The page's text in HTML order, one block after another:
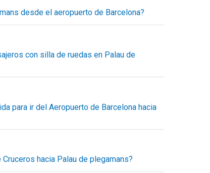
desde el aeropuerto de Barcelona?
de plegamans con un servicio concertado, puedes
el minuto uno, sin sorpresas.
con silla de ruedas en Palau de
para pasajeros con movilidad reducida, dentro
romper todas las barreras en el transporte.
para ir del Aeropuerto de Barcelona hacia
entre el aeropuerto de Barcelona y Palau de
plegamans al mejor precio.
hacia Palau de plegamans?
de cruceros en Barcelona hacia Palau de